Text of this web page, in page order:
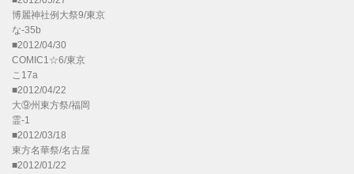
博麗神社例大祭9/東京
な-35b
■2012/04/30
COMIC1☆6/東京
こ17a
■2012/04/22
大⑨州東方祭/福岡
霊-1
■2012/03/18
東方名華祭/名古屋
■2012/01/22